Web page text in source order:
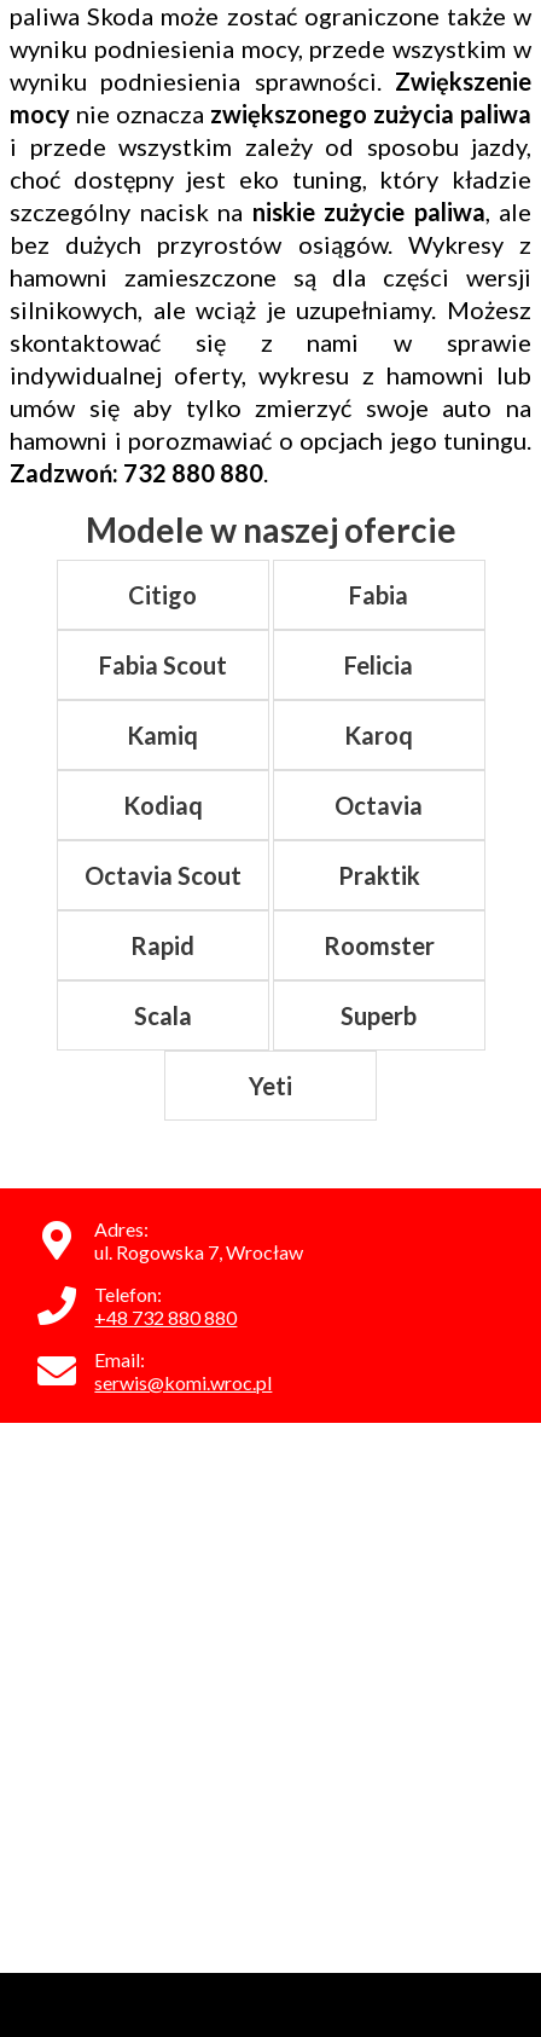
paliwa Skoda może zostać ograniczone także w
wyniku podniesienia mocy, przede wszystkim w
wyniku podniesienia sprawności. Zwiększenie
mocy nie oznacza zwiększonego zużycia paliwa
i przede wszystkim zależy od sposobu jazdy,
choć dostępny jest eko tuning, który kładzie
szczególny nacisk na niskie zużycie paliwa, ale
bez dużych przyrostów osiągów. Wykresy z
hamowni zamieszczone są dla części wersji
silnikowych, ale wciąż je uzupełniamy. Możesz
skontaktować się z nami w sprawie
indywidualnej oferty, wykresu z hamowni lub
umów się aby tylko zmierzyć swoje auto na
hamowni i porozmawiać o opcjach jego tuningu.
Zadzwoń: 732 880 880.
Modele w naszej ofercie
Citigo Fabia
Fabia Scout Felicia
Kamiq Karoq
Kodiaq Octavia
Octavia Scout Praktik
Rapid Roomster
Scala Superb
Yeti
Adres:
ul. Rogowska 7, Wrocław
Telefon:
+48 732 880 880
Email:
serwis@komi.wroc.pl